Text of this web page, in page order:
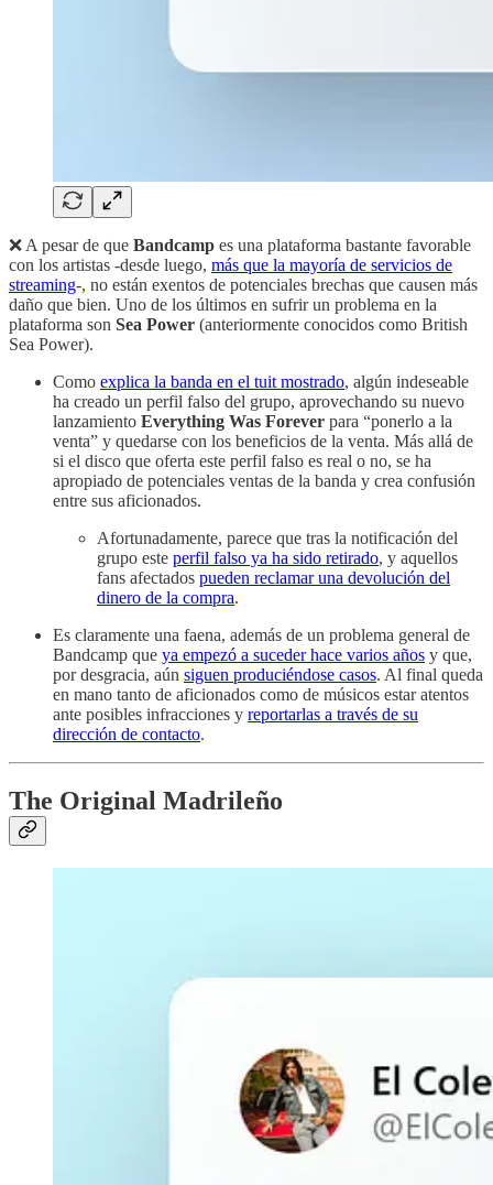
❌ A pesar de que Bandcamp es una plataforma bastante favorable
con los artistas -desde luego, más que la mayoría de servicios de
streaming-, no están exentos de potenciales brechas que causen más
daño que bien. Uno de los últimos en sufrir un problema en la
plataforma son Sea Power (anteriormente conocidos como British
Sea Power).
Como explica la banda en el tuit mostrado, algún indeseable
ha creado un perfil falso del grupo, aprovechando su nuevo
lanzamiento Everything Was Forever para “ponerlo a la
venta” y quedarse con los beneficios de la venta. Más allá de
si el disco que oferta este perfil falso es real o no, se ha
apropiado de potenciales ventas de la banda y crea confusión
entre sus aficionados.
Afortunadamente, parece que tras la notificación del
grupo este perfil falso ya ha sido retirado, y aquellos
fans afectados pueden reclamar una devolución del
dinero de la compra.
Es claramente una faena, además de un problema general de
Bandcamp que ya empezó a suceder hace varios años y que,
por desgracia, aún siguen produciéndose casos. Al final queda
en mano tanto de aficionados como de músicos estar atentos
ante posibles infracciones y reportarlas a través de su
dirección de contacto.
The Original Madrileño